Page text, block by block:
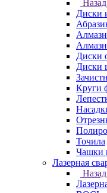
Назад
Диски
Диски
Диски
Круги
Точила
Чашки
Лазерная
Назад